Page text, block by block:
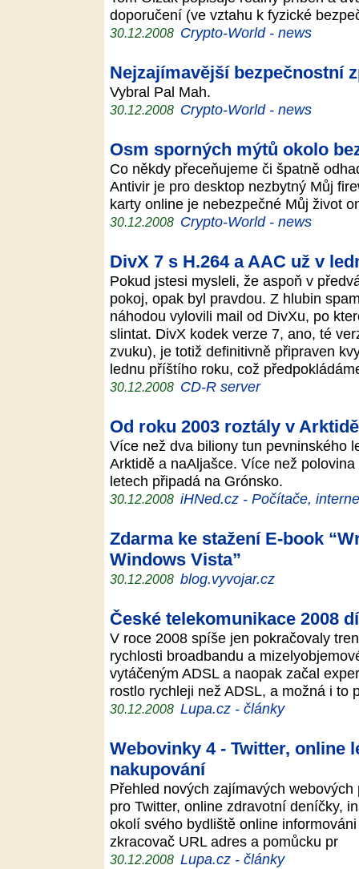
doporučení (ve vztahu k fyzické
30.12.2008 Crypto-World - news
Nejzajímavější bezpečnostní
Vybral Pal Mah.
30.12.2008 Crypto-World - news
Osm sporných mýtů okolo
Co někdy přeceňujeme či špatně
Antivir je pro desktop nezbytný Můj
karty online je nebezpečné Můj život
30.12.2008 Crypto-World - news
DivX 7 s H.264 a AAC už v
Pokud jstesi mysleli, že aspoň v
pokoj, opak byl pravdou. Z hlubin
náhodou vylovili mail od DivXu, po
slintat. DivX kodek verze 7, ano, té
zvuku), je totiž definitivně připraven
lednu příštího roku, což
30.12.2008 CD-R server
Od roku 2003 roztály v
Více než dva biliony tun pevninského
Arktidě a naAljašce. Více než
letech připadá na Grónsko.
30.12.2008 iHNed.cz - Počítače,
Zdarma ke stažení E-book
Windows Vista”
30.12.2008 blog.vyvojar.cz
České telekomunikace 2008
V roce 2008 spíše jen pokračovaly
rychlosti broadbandu a
vytáčeným ADSL a naopak začal
rostlo rychleji než ADSL, a možná i
30.12.2008 Lupa.cz - články
Webovinky 4 - Twitter, online
nakupování
Přehled nových zajímavých
pro Twitter, online zdravotní deníčky,
okolí svého bydliště online
zkracovač URL adres a pomůcku pr
30.12.2008 Lupa.cz - články